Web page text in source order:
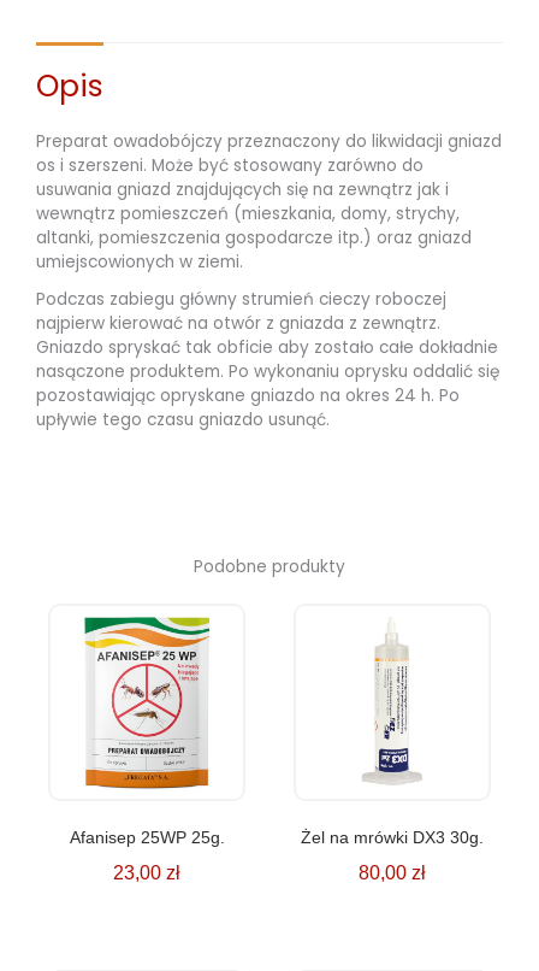
Opis
Preparat owadobójczy przeznaczony do likwidacji gniazd
os i szerszeni. Może być stosowany zarówno do
usuwania gniazd znajdujących się na zewnątrz jak i
wewnątrz pomieszczeń (mieszkania, domy, strychy,
altanki, pomieszczenia gospodarcze itp.) oraz gniazd
umiejscowionych w ziemi.
Podczas zabiegu główny strumień cieczy roboczej
najpierw kierować na otwór z gniazda z zewnątrz.
Gniazdo spryskać tak obficie aby zostało całe dokładnie
nasączone produktem. Po wykonaniu oprysku oddalić się
pozostawiając opryskane gniazdo na okres 24 h. Po
upływie tego czasu gniazdo usunąć.
Podobne produkty
Afanisep 25WP 25g.
23,00 zł
Żel na mrówki DX3 30g.
80,00 zł